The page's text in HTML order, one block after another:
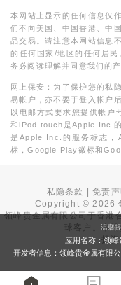
本网站上显示的任何信息仅
们不向美国、中国香港、中
品交易。请注意本网站信息
的任何国家/地区的任何居
务必阅读理解并同意我们的
网上保安：为了保护您的私
易帐户，亦不要于登入帐户
以电邮方式要求您提供帐
和iPod touch是Apple Inc.
是Apple Inc.的服务标志
标，Google Play徽标和
私隐条款 |免责声
Copyright ©2026
领峰贵金属有限公司于香港
球客户。本
投
温馨
应用名称：领
开发者信息：领峰贵金属有限